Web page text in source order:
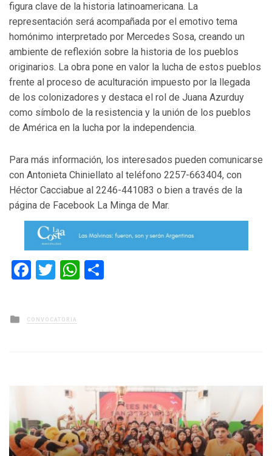
figura clave de la historia latinoamericana. La
representación será acompañada por el emotivo tema
homónimo interpretado por Mercedes Sosa, creando un
ambiente de reflexión sobre la historia de los pueblos
originarios. La obra pone en valor la lucha de estos pueblos
frente al proceso de aculturación impuesto por la llegada
de los colonizadores y destaca el rol de Juana Azurduy
como símbolo de la resistencia y la unión de los pueblos
de América en la lucha por la independencia.
Para más información, los interesados pueden comunicarse
con Antonieta Chiniellato al teléfono 2257-663404, con
Héctor Cacciabue al 2246-441083 o bien a través de la
página de Facebook La Minga de Mar.
Facebook
TwitterWhatsApp
Posted
in
CONVOCATORIA